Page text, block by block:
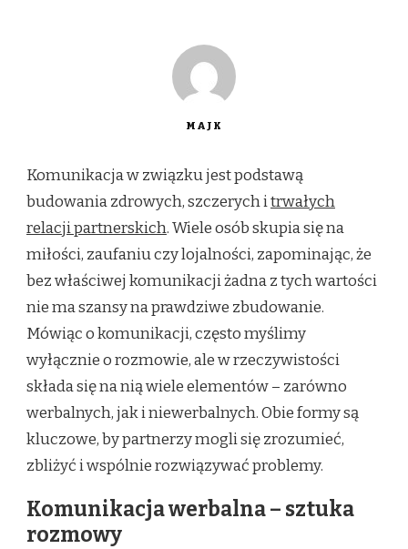
MAJK
Komunikacja w związku jest podstawą
budowania zdrowych, szczerych itrwałych
relacji partnerskich. Wiele osób skupia się na
miłości, zaufaniu czy lojalności, zapominając, że
bez właściwej komunikacji żadna z tych wartości
nie ma szansy na prawdziwe zbudowanie.
Mówiąc o komunikacji, często myślimy
wyłącznie o rozmowie, ale w rzeczywistości
składa się na nią wiele elementów – zarówno
werbalnych, jak i niewerbalnych. Obie formy są
kluczowe, by partnerzy mogli się zrozumieć,
zbliżyć i wspólnie rozwiązywać problemy.
Komunikacja werbalna – sztuka
rozmowy